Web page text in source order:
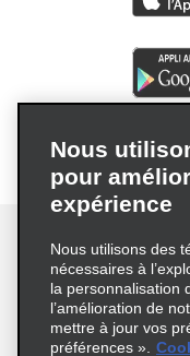
Conditions
Politique
Nous
pour
expérience
Nous utilisons des
nécessaires à
la personnalisation
l’amélioration de
mettre à jour vos
préférences ».